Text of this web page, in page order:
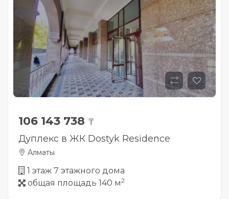
106 143 738 ₸
Дуплекс в ЖК Dostyk Residence
Алматы
1 этаж 7 этажного дома
общая площадь 140 м2